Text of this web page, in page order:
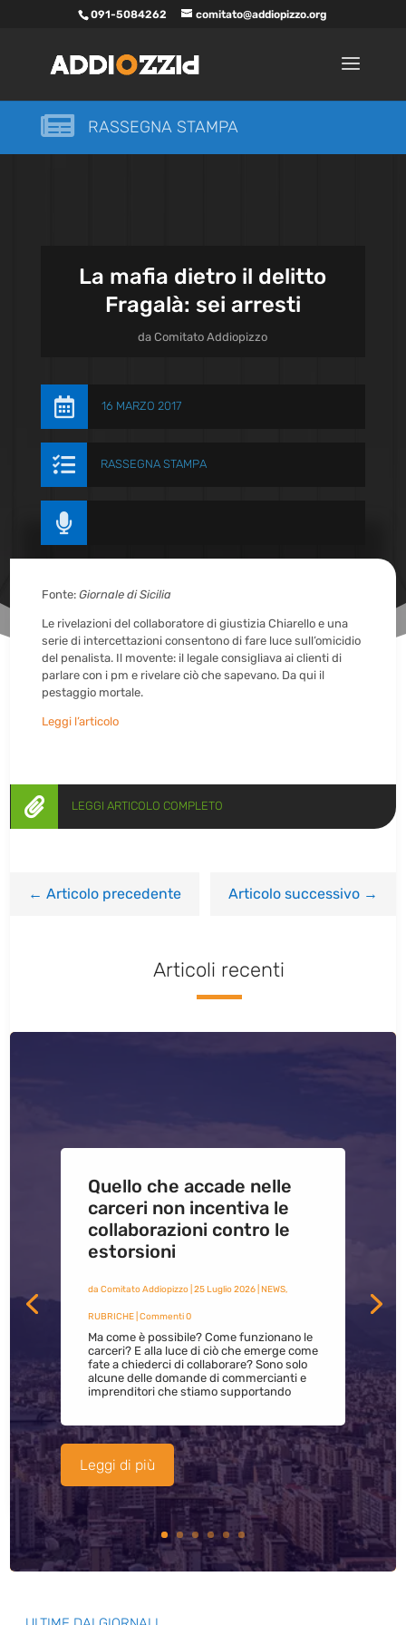
091-5084262 comitato@addiopizzo.org
 RASSEGNA STAMPA
La mafia dietro il delitto
Fragalà: sei arresti
daComitato Addiopizzo
 16 MARZO 2017
 RASSEGNA STAMPA

Fonte:Giornale di Sicilia
Le rivelazioni del collaboratore di giustizia Chiarello e una
serie di intercettazioni consentono di fare luce sull’omicidio
del penalista. Il movente: il legale consigliava ai clienti di
parlare con i pm e rivelare ciò che sapevano. Da qui il
pestaggio mortale.
Leggi l’articolo
 LEGGI ARTICOLO COMPLETO
←Articolo precedente Articolo successivo→
Articoli recenti
Quello che accade nelle
carceri non incentiva le
collaborazioni contro le
estorsioni
da Comitato Addiopizzo| 25 Luglio 2026| NEWS,
RUBRICHE| Commenti 0
Ma come è possibile? Come funzionano le
carceri? E alla luce di ciò che emerge come
fate a chiederci di collaborare? Sono solo
alcune delle domande di commercianti e
imprenditori che stiamo supportando
Leggi di più